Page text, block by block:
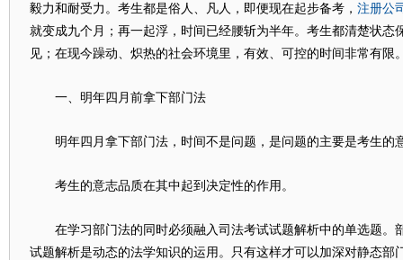
毅力和耐受力。考生都是俗人、凡人，即便现在起步备考， 注册公
就变成九个月；再一起浮，时间已经腰斩为半年。考生都清楚状态
见；在现今躁动、炽热的社会环境里，有效、可控的时间非常有限
一、明年四月前拿下部门法
明年四月拿下部门法，时间不是问题，是问题的主要是考生的
考生的意志品质在其中起到决定性的作用。
在学习部门法的同时必须融入司法考试试题解析中的单选题。
试题解析是动态的法学知识的运用。只有这样才可以加深对静态部